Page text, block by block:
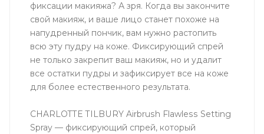
фиксации макияжа? А зря. Когда вы закончите
свой макияж, и ваше лицо станет похоже на
напудренный пончик, вам нужно растопить
всю эту пудру на коже. Фиксирующий спрей
не только закрепит ваш макияж, но и удалит
все остатки пудры и зафиксирует все на коже
для более естественного результата.
CHARLOTTE TILBURY Airbrush Flawless Setting
Spray — фиксирующий спрей, который